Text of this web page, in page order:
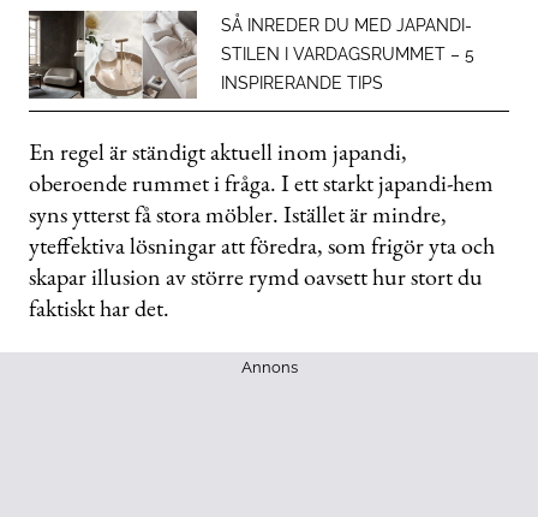
SÅ INREDER DU MED JAPANDI-
STILEN I VARDAGSRUMMET – 5
INSPIRERANDE TIPS
En regel är ständigt aktuell inom japandi,
oberoende rummet i fråga. I ett starkt japandi-hem
syns ytterst få stora möbler. Istället är mindre,
yteffektiva lösningar att föredra, som frigör yta och
skapar illusion av större rymd oavsett hur stort du
faktiskt har det.
Annons